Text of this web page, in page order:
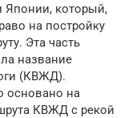
Японии, который,
на постройку
Эта часть
название
(КВЖД).
основано на
КВЖД с рекой